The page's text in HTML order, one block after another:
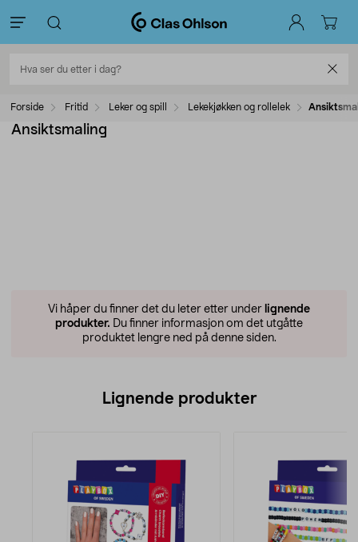
Forside Fritid Leker og spill Lekekjøkken og rollelek
Ansiktsmaling
Vi håper du finner det du leter etter under lignende
produkter. Du finner informasjon om det utgåtte
produktet lengre ned på denne siden.
Lignende produkter